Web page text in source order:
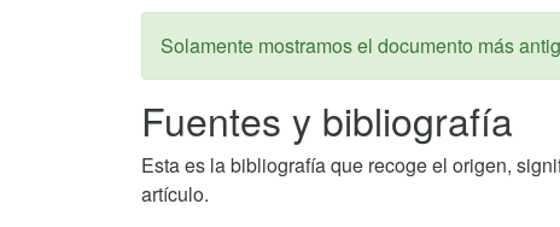
Solamente mostramos el documento más
Fuentes y bibliografía
Esta es la bibliografía que recoge el origen,
artículo.